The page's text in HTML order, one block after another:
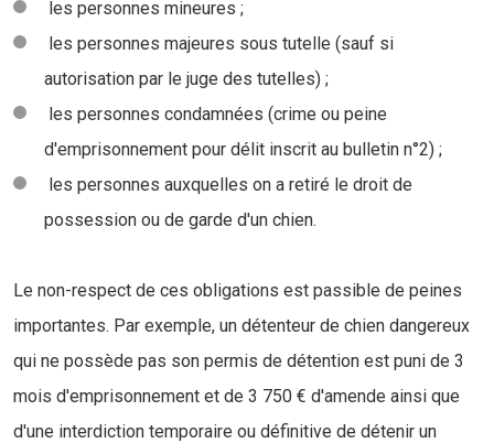
les personnes mineures ;
les personnes majeures sous tutelle (sauf si
autorisation par le juge des tutelles) ;
les personnes condamnées (crime ou peine
d'emprisonnement pour délit inscrit au bulletin n°2) ;
les personnes auxquelles on a retiré le droit de
possession ou de garde d'un chien.
Le non-respect de ces obligations est passible de peines
importantes. Par exemple, un détenteur de chien dangereux
qui ne possède pas son permis de détention est puni de 3
mois d'emprisonnement et de 3 750 € d'amende ainsi que
d'une interdiction temporaire ou définitive de détenir un